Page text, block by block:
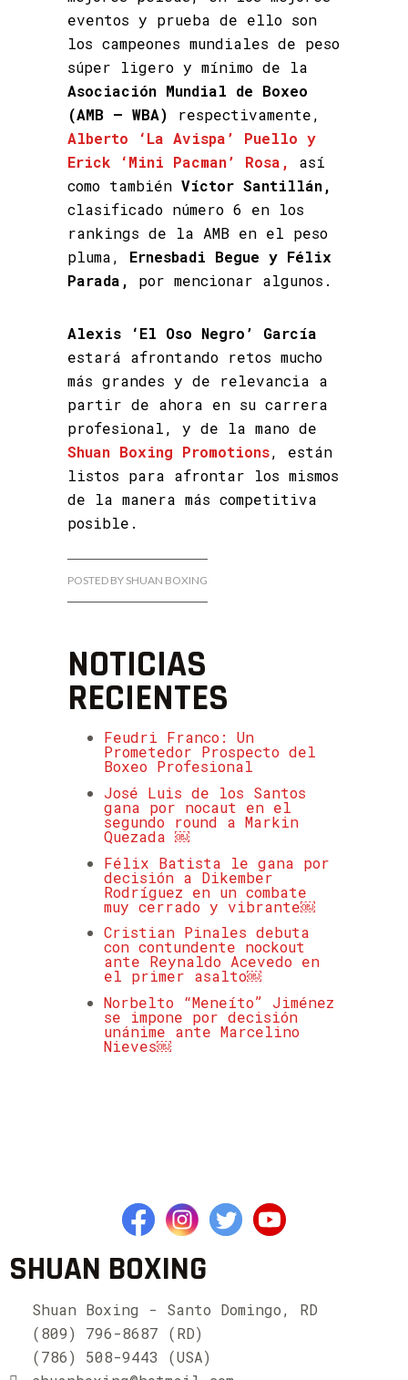
eventos y prueba de ello son
los campeones mundiales de peso
súper ligero y mínimo de la
Asociación Mundial de Boxeo
(AMB – WBA) respectivamente,
Alberto ‘La Avispa’ Puello y
Erick ‘Mini Pacman’ Rosa,
así
como también Víctor Santillán,
clasificado número 6 en los
rankings de la AMB en el peso
pluma, Ernesbadi Begue y Félix
Parada,
por mencionar algunos.
Alexis ‘El Oso Negro’ García
estará afrontando retos mucho
más grandes y de relevancia a
partir de ahora en su carrera
profesional, y de la mano de
Shuan Boxing Promotions, están
listos para afrontar los mismos
de la manera más competitiva
posible.
POSTED BY SHUAN BOXING
NOTICIAS
RECIENTES
Feudri Franco: Un
Prometedor Prospecto del
Boxeo Profesional
José Luis de los Santos
gana por nocaut en el
segundo round a Markin
Quezada ￼
Félix Batista le gana por
decisión a Dikember
Rodríguez en un combate
muy cerrado y vibrante￼
Cristian Pinales debuta
con contundente nockout
ante Reynaldo Acevedo en
el primer asalto￼
Norbelto “Meneíto” Jiménez
se impone por decisión
unánime ante Marcelino
Nieves￼
SHUAN BOXING
Shuan Boxing - Santo Domingo, RD
(809) 796-8687 (RD)
(786) 508-9443 (USA)